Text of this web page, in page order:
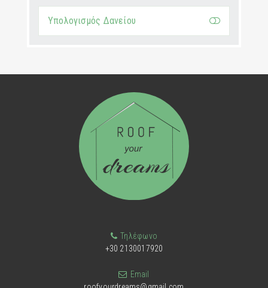
Υπολογισμός Δανείου
Τηλέφωνο
+30 2130017920
Email